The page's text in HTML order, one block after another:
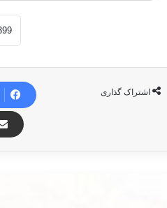
اشتراک گذاری